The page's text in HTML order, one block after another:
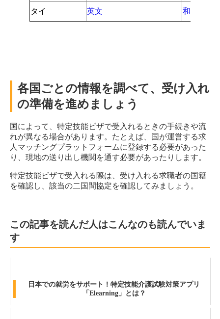
タイ 英文 和文（仮
各国ごとの情報を調べて、受け入れ
の準備を進めましょう
国によって、特定技能ビザで受入れるときの手続きや流
れが異なる場合があります。たとえば、国が運営する求
人マッチングプラットフォームに登録する必要があった
り、現地の送り出し機関を通す必要があったりします。
特定技能ビザで受入れる際は、受け入れる求職者の国籍
を確認し、該当の二国間協定を確認してみましょう。
この記事を読んだ人はこんなのも読んでいま
す
日本での就労をサポート！特定技能介護試験対策アプリ
「Elearning」とは？